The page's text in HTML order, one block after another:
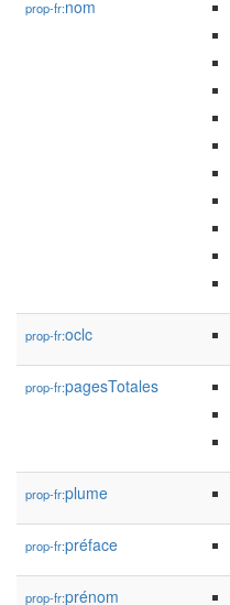
prop-fr:nom
prop-fr:oclc
prop-fr:pagesTotales
prop-fr:plume
prop-fr:préface
prop-fr:prénom